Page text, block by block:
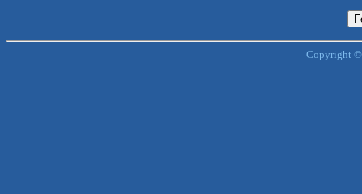
Copyright ©